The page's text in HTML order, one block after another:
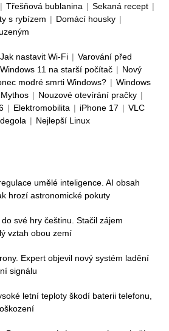
| Třešňová bublanina | Sekaná recept |
s rybízem | Domácí housky |
Jak nastavit Wi-Fi | Varování před
11 na starší počítač | Nový
modré smrti Windows? | Windows
| Nouzové otevírání pračky |
| Elektromobilita | iPhone 17 | VLC
| Nejlepší Linux
umělé inteligence. AI obsah
hrozí astronomické pokuty
své hry češtinu. Stačil zájem
vztah obou zemí
Expert objevil nový systém ladění
signálu
letní teploty škodí baterii telefonu,